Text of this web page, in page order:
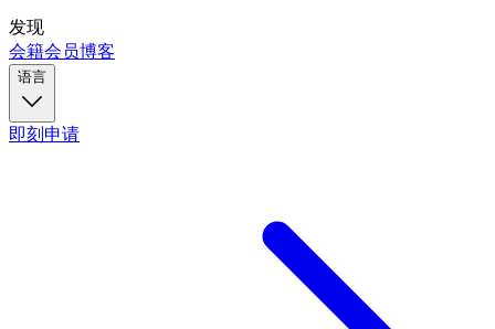
发现
会籍会员博客
语言
即刻申请